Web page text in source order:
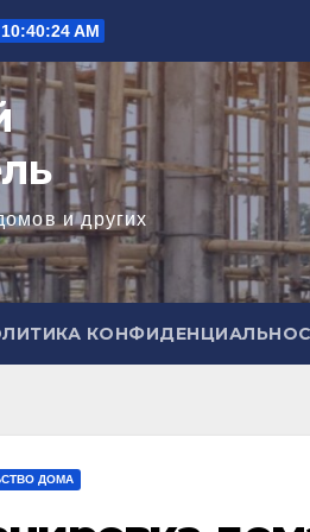
10:40:25 AM
и других
ДОМА